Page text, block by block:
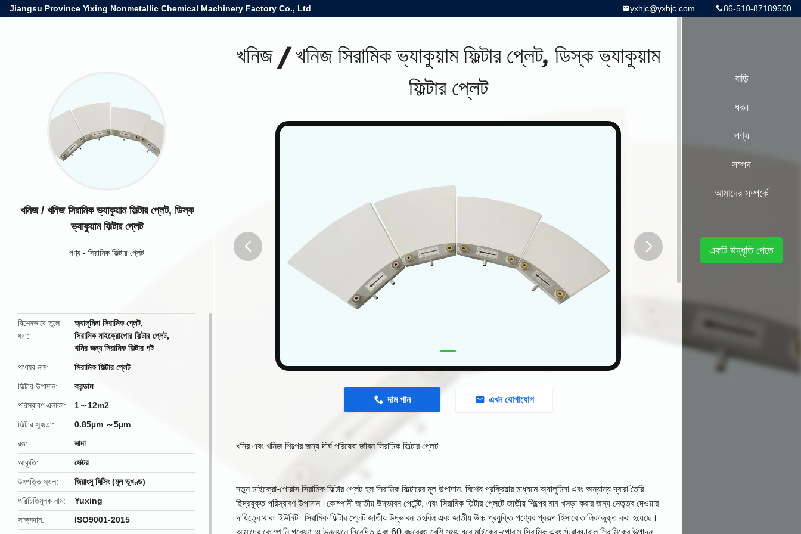
Jiangsu Province Yixing Nonmetallic Chemical Machinery Factory Co., Ltd 86-510-87189500
yxhjc@yxhjc.com
খনিজ / খনিজ সিরামিক ভ্যাকুয়াম ফিল্টার প্লেট, ডিস্ক
ভ্যাকুয়াম ফিল্টার প্লেট
পণ্য - সিরামিক ফিল্টার প্লেট
বিশেষভাবে তুলে
ধরা
অ্যালুমিনা সিরামিক প্লেট,
সিরামিক মাইক্রোপোর ফিল্টার প্লেট,
খনির জন্য সিরামিক ফিল্টার পট
পণ্যের নাম
সিরামিক ফিল্টার প্লেট
ফিল্টার উপাদান
করন্ডাম
পরিস্রাবণ এলাকা
1～12m2
ফিল্টার সূক্ষ্মতা
0.85µm ～5µm
রঙ
সাদা
আকৃতি
সেক্টর
উৎপত্তি স্থল
জিয়াংসু যিক্সিং (মূল ভূখণ্ড)
পরিচিতিমুলক নাম
Yuxing
সাক্ষ্যদান
ISO9001-2015
খনিজ / খনিজ সিরামিক ভ্যাকুয়াম ফিল্টার প্লেট, ডিস্ক ভ্যাকুয়াম
ফিল্টার প্লেট
দাম পান এখন যোগাযোগ
খনির এবং খনিজ শিল্পের জন্য দীর্ঘ পরিষেবা জীবন সিরামিক ফিল্টার প্লেট
নতুন মাইক্রো-পোরাস সিরামিক ফিল্টার প্লেট হল সিরামিক ফিল্টারের মূল উপাদান, বিশেষ প্রক্রিয়ার মাধ্যমে অ্যালুমিনা এবং অন্যান্য দ্বারা তৈরি
ছিদ্রযুক্ত পরিস্রাবণ উপাদান।কোম্পানী জাতীয় উদ্ভাবন পেটেন্ট, এবং সিরামিক ফিল্টার প্লেটে জাতীয় শিল্পের মান খসড়া করার জন্য নেতৃত্ব দেওয়ার
দায়িত্বে থাকা ইউনিট।সিরামিক ফিল্টার প্লেট জাতীয় উদ্ভাবন তহবিল এবং জাতীয় উচ্চ প্রযুক্তি পণ্যের প্রকল্প হিসাবে তালিকাভুক্ত করা হয়েছে।
বাড়ি
ধরন
পণ্য
সম্পদ
আমাদের সম্পর্কে
একটি উদ্ধৃতি পেতে